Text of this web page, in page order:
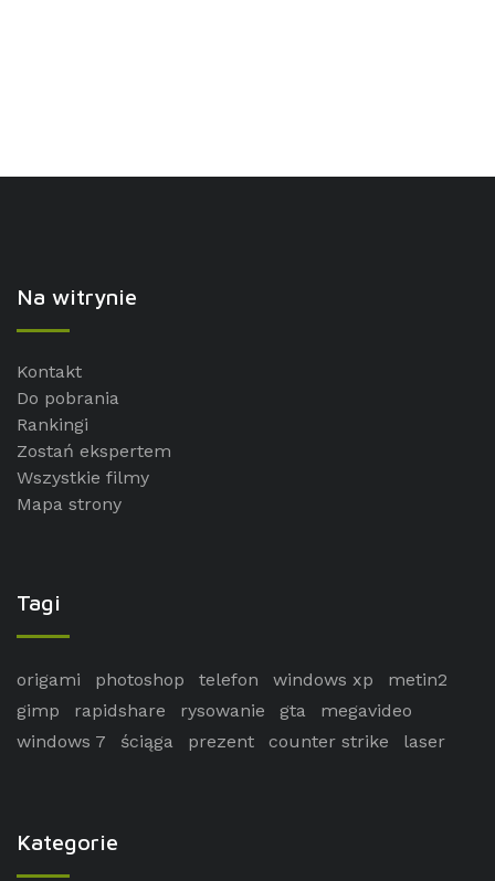
Na witrynie
Kontakt
Do pobrania
Rankingi
Zostań ekspertem
Wszystkie filmy
Mapa strony
Tagi
origami photoshop telefon windows xp
metin2
gimp
rapidshare rysowanie gta
megavideo
windows 7
ściąga prezent counter strike laser
Kategorie